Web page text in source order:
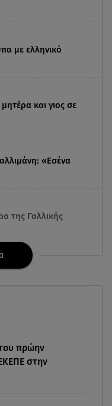
με ελληνικό
και γιος σε
«Εσένα
της Γαλλικής
παστίτσιο
πιστέψουμε»
από τη ζωή μετά
πρώην
στην